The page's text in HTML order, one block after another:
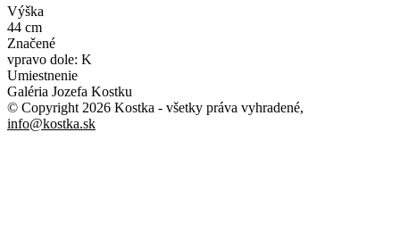
Výška
44 cm
Značené
vpravo dole: K
Umiestnenie
Galéria Jozefa Kostku
© Copyright 2026 Kostka - všetky práva vyhradené,
info@kostka.sk